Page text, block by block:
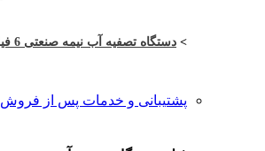
> دستگاه تصفیه آب نیمه صنعتی 6 فیلتر آرتک 800 گالن مدل ARTEC-2RO6-800G
پشتیبانی و خدمات پس از فروش